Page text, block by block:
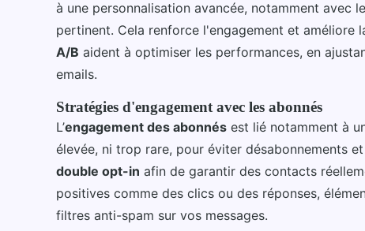
à une personnalisation avancée, notamment avec
pertinent. Cela renforce l'engagement et améliore
A/B aident à optimiser les performances, en
emails.
Stratégies d'engagement avec les abonnés
L’engagement des abonnés est lié notamment à
élevée, ni trop rare, pour éviter désabonnements
double opt-in afin de garantir des contacts
positives comme des clics ou des réponses,
filtres anti-spam sur vos messages.